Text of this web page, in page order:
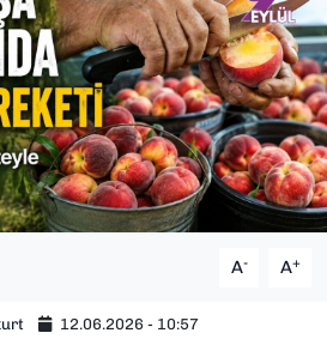
A- A+
12.06.2026 - 10:57